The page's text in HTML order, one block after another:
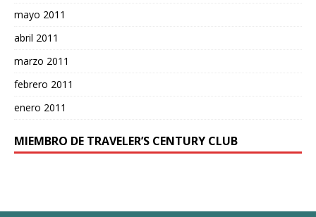
mayo 2011
abril 2011
marzo 2011
febrero 2011
enero 2011
MIEMBRO DE TRAVELER’S CENTURY CLUB